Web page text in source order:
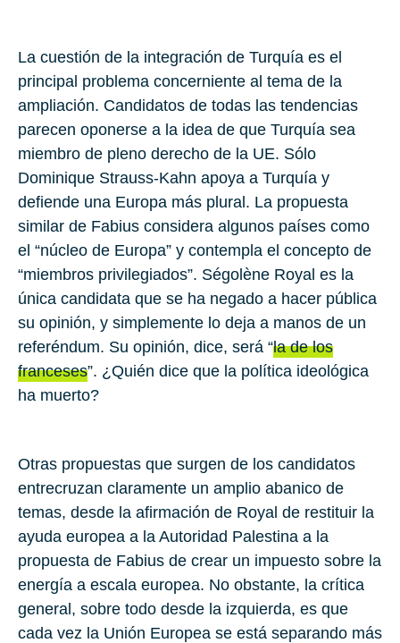
La cuestión de la integración de Turquía es el
principal problema concerniente al tema de la
ampliación. Candidatos de todas las tendencias
parecen oponerse a la idea de que Turquía sea
miembro de pleno derecho de la UE. Sólo
Dominique Strauss-Kahn apoya a Turquía y
defiende una Europa más plural. La propuesta
similar de Fabius considera algunos países como
el “núcleo de Europa” y contempla el concepto de
“miembros privilegiados”. Ségolène Royal es la
única candidata que se ha negado a hacer pública
su opinión, y simplemente lo deja a manos de un
referéndum. Su opinión, dice, será “la de los
franceses”. ¿Quién dice que la política ideológica
ha muerto?
Otras propuestas que surgen de los candidatos
entrecruzan claramente un amplio abanico de
temas, desde la afirmación de Royal de restituir la
ayuda europea a la Autoridad Palestina a la
propuesta de Fabius de crear un impuesto sobre la
energía a escala europea. No obstante, la crítica
general, sobre todo desde la izquierda, es que
cada vez la Unión Europea se está separando más